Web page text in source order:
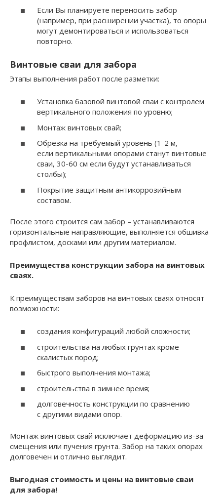
Если Вы планируете переносить забор
(например, при расширении участка), то опоры
могут демонтироваться и использоваться
повторно.
Винтовые сваи для забора
Этапы выполнения работ после разметки:
Установка базовой винтовой сваи с контролем
вертикального положения по уровню;
Монтаж винтовых свай;
Обрезка на требуемый уровень (1-2 м,
если вертикальными опорами станут винтовые
сваи, 30-60 см если будут устанавливаться
столбы);
Покрытие защитным антикоррозийным
составом.
После этого строится сам забор – устанавливаются
горизонтальные направляющие, выполняется обшивка
профлистом, досками или другим материалом.
Преимущества конструкции забора на винтовых
сваях.
К преимуществам заборов на винтовых сваях относят
возможности:
создания конфигураций любой сложности;
строительства на любых грунтах кроме
скалистых пород;
быстрого выполнения монтажа;
строительства в зимнее время;
долговечность конструкции по сравнению
с другими видами опор.
Монтаж винтовых свай исключает деформацию из-за
смещения или пучения грунта. Забор на таких опорах
долговечен и отлично выглядит.
Выгодная стоимость и цены на винтовые сваи
для забора!